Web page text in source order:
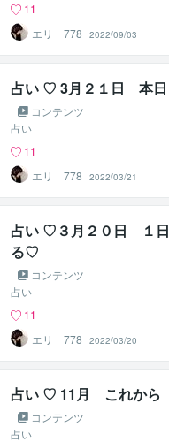
11
エリ 778
2022/09/03
占い ♡ 3月２１日 本
コンテンツ
占い
11
エリ 778
2022/03/21
占い ♡３月２０日 １
る♡
コンテンツ
占い
11
エリ 778
2022/03/20
占い ♡ 11月 これか
コンテンツ
占い